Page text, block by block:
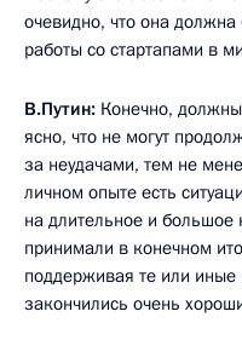
очевидно, что она
работы со стартапами в
В.Путин: Конечно,
ясно, что не могут
за неудачами, тем не
личном опыте есть
на длительное и большое
принимали в конечном
поддерживая те или иные
закончились очень